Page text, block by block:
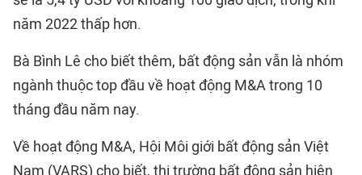
năm 2022 thấp hơn.
Bà Bình Lê cho biết thêm, bất động sản vẫn là nhóm
ngành thuộc top đầu về hoạt động M&A trong 10
tháng đầu năm nay.
Về hoạt động M&A, Hội Môi giới bất động sản Việt
Nam (VARS) cho biết, thị trường bất động sản hiện